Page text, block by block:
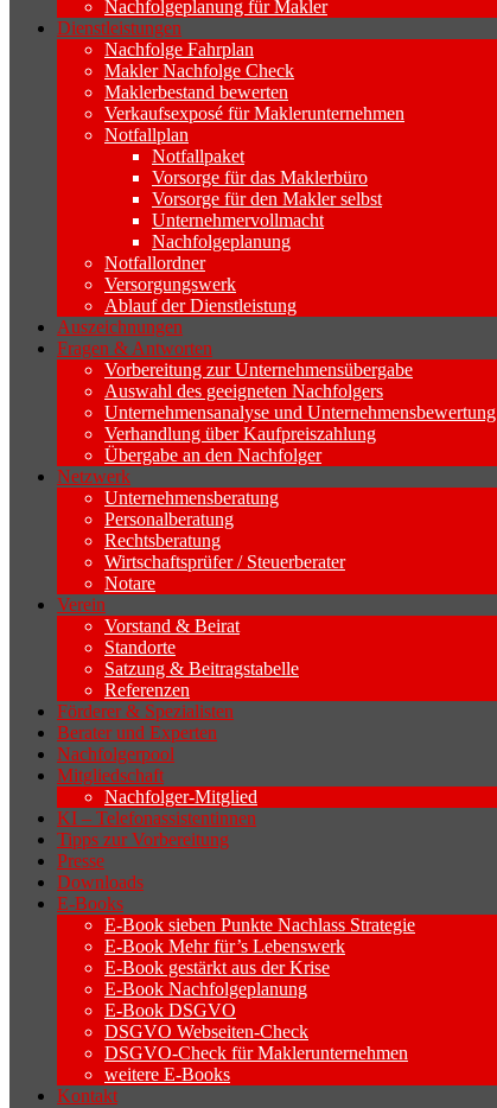
Nachfolgeplanung für Makler
Dienstleistungen
Nachfolge Fahrplan
Makler Nachfolge Check
Maklerbestand bewerten
Verkaufsexposé für Maklerunternehmen
Notfallplan
Notfallpaket
Vorsorge für das Maklerbüro
Vorsorge für den Makler selbst
Unternehmervollmacht
Nachfolgeplanung
Notfallordner
Versorgungswerk
Ablauf der Dienstleistung
Auszeichnungen
Fragen & Antworten
Vorbereitung zur Unternehmensübergabe
Auswahl des geeigneten Nachfolgers
Unternehmensanalyse und Unternehmensbewertung
Verhandlung über Kaufpreiszahlung
Übergabe an den Nachfolger
Netzwerk
Unternehmensberatung
Personalberatung
Rechtsberatung
Wirtschaftsprüfer / Steuerberater
Notare
Verein
Vorstand & Beirat
Standorte
Satzung & Beitragstabelle
Referenzen
Förderer & Spezialisten
Berater und Experten
Nachfolgerpool
Mitgliedschaft
Nachfolger-Mitglied
KI – Telefonassistentinnen
Tipps zur Vorbereitung
Presse
Downloads
E-Books
E-Book sieben Punkte Nachlass Strategie
E-Book Mehr für’s Lebenswerk
E-Book gestärkt aus der Krise
E-Book Nachfolgeplanung
E-Book DSGVO
DSGVO Webseiten-Check
DSGVO-Check für Maklerunternehmen
weitere E-Books
Kontakt